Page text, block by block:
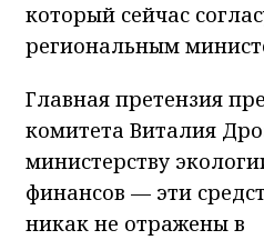
который сейчас
региональным
Главная претензия
комитета Виталия
министерству
финансов — эти
никак не отражены в